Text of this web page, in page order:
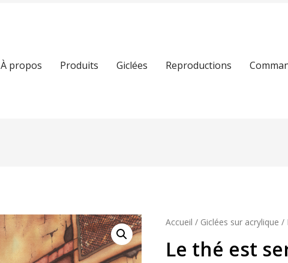
À propos Produits Giclées Reproductions
Accueil / Giclées sur acrylique /
Le thé est